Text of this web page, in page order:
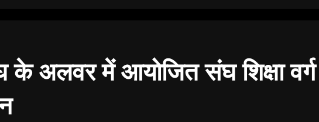
के अलवर में आयोजित संघ शिक्षा वर्ग